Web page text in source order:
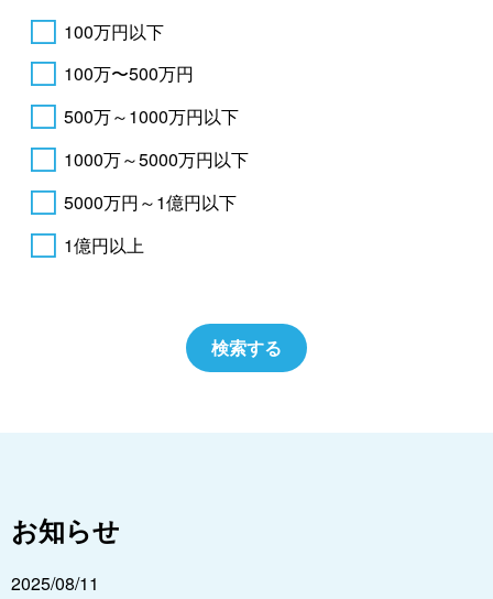
100万円以下
100万〜500万円
500万～1000万円以下
1000万～5000万円以下
5000万円～1億円以下
1億円以上
お知らせ
2025/08/11